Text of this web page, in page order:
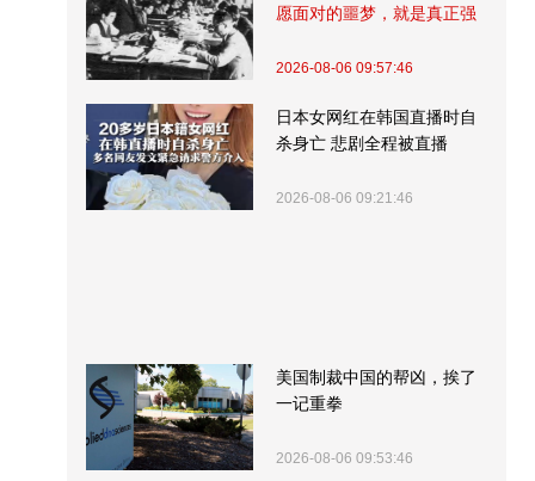
愿面对的噩梦，就是真正强
2026-08-06 09:57:46
日本女网红在韩国直播时自
杀身亡 悲剧全程被直播
2026-08-06 09:21:46
美国制裁中国的帮凶，挨了
一记重拳
2026-08-06 09:53:46